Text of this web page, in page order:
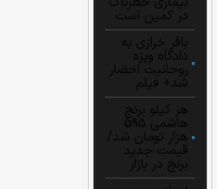
در کمین است
باقر خرازی به
دادگاه ویژه
روحانیت احضار
شد+ فیلم
هر کیلو برنج
هاشمی ۵۹۵
هزار تومان شد/
قیمت جدید
برنج در بازار